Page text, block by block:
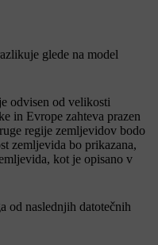
glede na model
odvisen od velikosti
in Evrope zahteva prazen
regije zemljevidov bodo
zemljevida bo prikazana,
kot je opisano v
od naslednjih datotečnih